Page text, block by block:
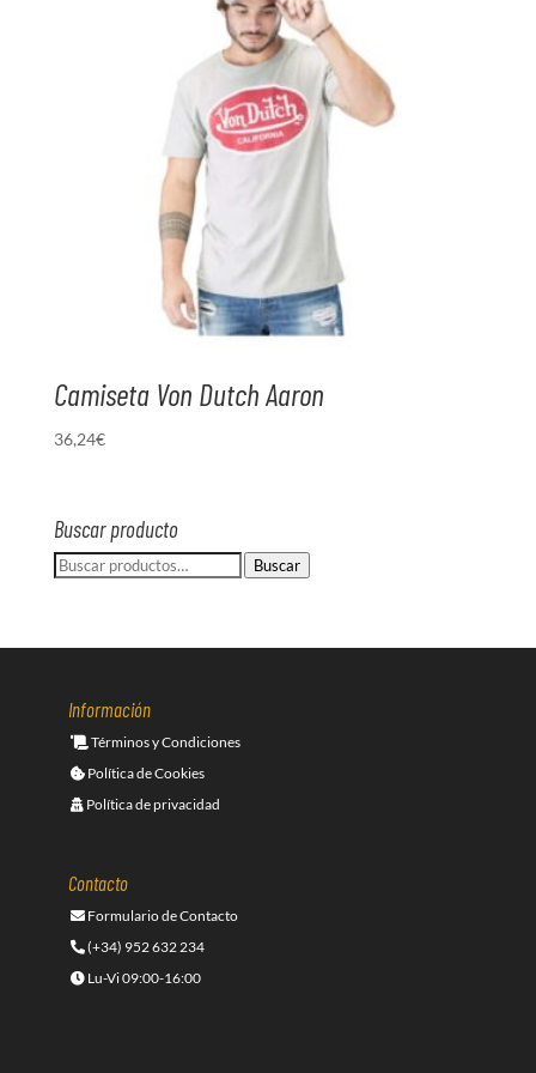
Camiseta Von Dutch Aaron
36,24€
Buscar producto
Buscar
Buscar
Información
Términos y Condiciones
Política de Cookies
Política de privacidad
Contacto
Formulario de Contacto
(+34) 952 632 234
Lu-Vi 09:00-16:00